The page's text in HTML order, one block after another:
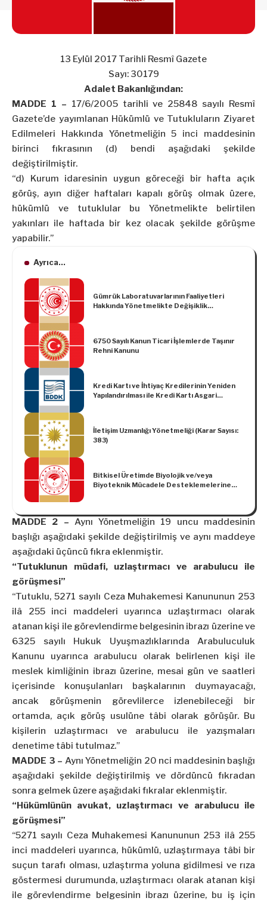
13 Eylül 2017 Tarihli Resmî Gazete
Sayı: 30179
Adalet Bakanlığından:
MADDE 1 – 17/6/2005 tarihli ve 25848 sayılı Resmî
Gazete’de yayımlanan Hükümlü ve Tutukluların Ziyaret
Edilmeleri Hakkında Yönetmeliğin 5 inci maddesinin
birinci fıkrasının (d) bendi aşağıdaki şekilde
değiştirilmiştir.
“d) Kurum idaresinin uygun göreceği bir hafta açık
görüş, ayın diğer haftaları kapalı görüş olmak üzere,
hükümlü ve tutuklular bu Yönetmelikte belirtilen
yakınları ile haftada bir kez olacak şekilde görüşme
yapabilir.”
Ayrıca...
Gümrük Laboratuvarlarının Faaliyetleri
Hakkında Yönetmelikte Değişiklik
6750 Sayılı Kanun Ticari İşlemlerde Taşınır
Rehni Kanunu
Kredi Kartı ve İhtiyaç Kredilerinin Yeniden
Yapılandırılması ile Kredi Kartı Asgari
İletişim Uzmanlığı Yönetmeliği (Karar Sayısı:
383)
Bitkisel Üretimde Biyolojik ve/veya
Biyoteknik Mücadele Desteklemelerine
MADDE 2 – Aynı Yönetmeliğin 19 uncu maddesinin
başlığı aşağıdaki şekilde değiştirilmiş ve aynı maddeye
aşağıdaki üçüncü fıkra eklenmiştir.
“Tutuklunun müdafi, uzlaştırmacı ve arabulucu ile
görüşmesi”
“Tutuklu, 5271 sayılı Ceza Muhakemesi Kanununun 253
ilâ 255 inci maddeleri uyarınca uzlaştırmacı olarak
atanan kişi ile görevlendirme belgesinin ibrazı üzerine ve
6325 sayılı Hukuk Uyuşmazlıklarında Arabuluculuk
Kanunu uyarınca arabulucu olarak belirlenen kişi ile
meslek kimliğinin ibrazı üzerine, mesai gün ve saatleri
içerisinde konuşulanları başkalarının duymayacağı,
ancak görüşmenin görevlilerce izlenebileceği bir
ortamda, açık görüş usulüne tâbi olarak görüşür. Bu
kişilerin uzlaştırmacı ve arabulucu ile yazışmaları
denetime tâbi tutulmaz.”
MADDE 3 – Aynı Yönetmeliğin 20 nci maddesinin başlığı
aşağıdaki şekilde değiştirilmiş ve dördüncü fıkradan
sonra gelmek üzere aşağıdaki fıkralar eklenmiştir.
“Hükümlünün avukat, uzlaştırmacı ve arabulucu ile
görüşmesi”
“5271 sayılı Ceza Muhakemesi Kanununun 253 ilâ 255
inci maddeleri uyarınca, hükümlü, uzlaştırmaya tâbi bir
suçun tarafı olması, uzlaştırma yoluna gidilmesi ve rıza
göstermesi durumunda, uzlaştırmacı olarak atanan kişi
ile görevlendirme belgesinin ibrazı üzerine, bu iş için